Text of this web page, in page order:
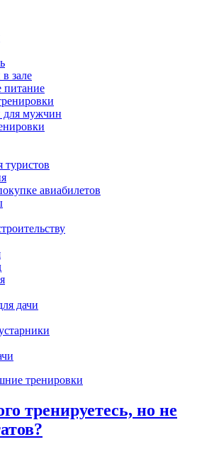
зале
питание
для мужчин
туристов
авиабилетов
дачи
тренировки
тренируетесь, но не